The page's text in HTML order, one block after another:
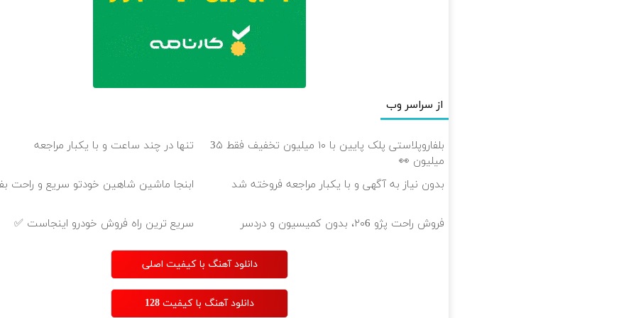
از سراسر وب
بلفاروپلاستی پلک پایین با ۱۰ میلیون تخفیف فقط 3۵
میلیون 👀
تنها در چند ساعت و با یکبار مراجعه
بدون نیاز به آگهی و با یکبار مراجعه فروخته شد ابنجا ماشین شاهین خودتو سریع و راحت
فروش راحت پژو ۲۰6، بدون کمیسیون و دردسر سریع ترین راه فروش خودرو اینجاست ✅
دانلود آهنگ با کیفیت اصلی
دانلود آهنگ با کیفیت 128